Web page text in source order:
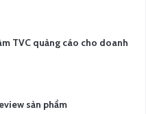
TVC quảng cáo cho doanh
sản phẩm